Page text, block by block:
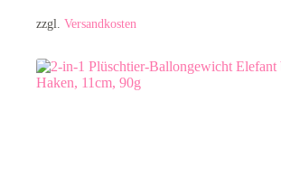
zzgl. Versandkosten